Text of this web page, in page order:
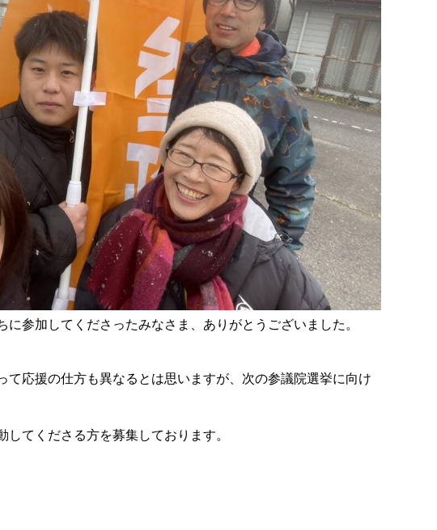
参加してくださったみなさま、ありがとうございました。
て応援の仕方も異なるとは思いますが、次の参議院選挙に向け
てくださる方を募集しております。